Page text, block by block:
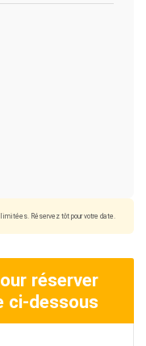
Réservez tôt pour votre date.
réserver
ci-dessous